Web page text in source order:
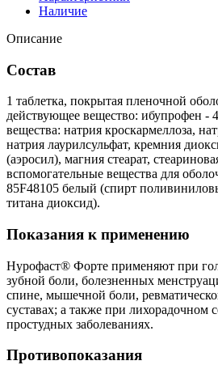
Наличие
Описание
Состав
1 таблетка, покрытая пленочной
действующее вещество: ибупрофен -
вещества: натрия кроскармеллоза,
натрия лаурилсульфат, кремния
(аэросил), магния стеарат,
вспомогательные вещества для
85F48105 белый (спирт
титана диоксид).
Показания к применению
Нурофаст® Форте применяют при
зубной боли, болезненных
спине, мышечной боли,
суставах; а также при лихорадочном
простудных заболеваниях.
Противопоказания